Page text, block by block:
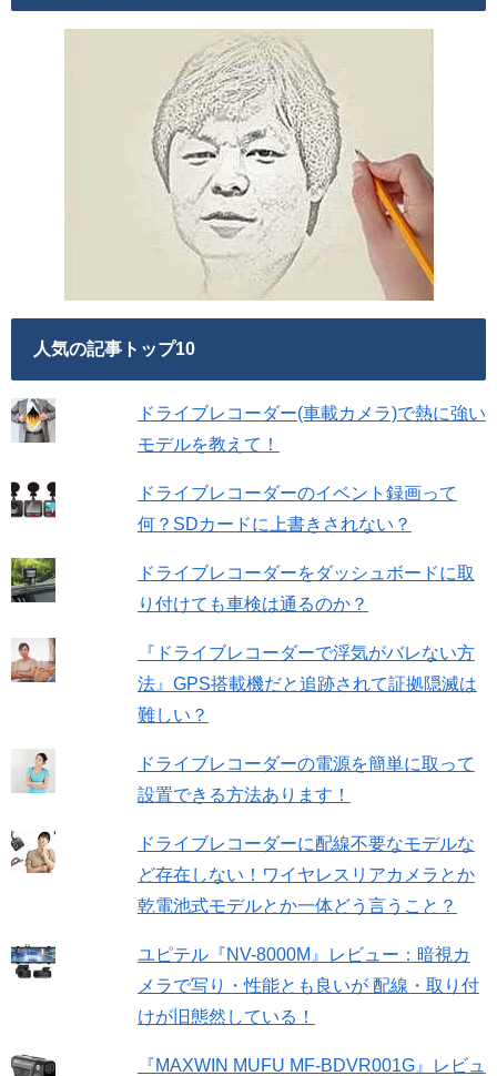
人気の記事トップ10
ドライブレコーダー(車載カメラ)で熱に強い
モデルを教えて！
ドライブレコーダーのイベント録画って
何？SDカードに上書きされない？
ドライブレコーダーをダッシュボードに取
り付けても車検は通るのか？
『ドライブレコーダーで浮気がバレない方
法』GPS搭載機だと追跡されて証拠隠滅は
難しい？
ドライブレコーダーの電源を簡単に取って
設置できる方法あります！
ドライブレコーダーに配線不要なモデルな
ど存在しない！ワイヤレスリアカメラとか
乾電池式モデルとか一体どう言うこと？
ユピテル『NV-8000M』レビュー：暗視カ
メラで写り・性能とも良いが 配線・取り付
けが旧態然している！
『MAXWIN MUFU MF-BDVR001G』レビュ